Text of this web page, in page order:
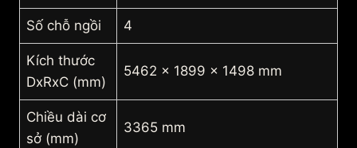
Số chỗ ngồi 4
Kích thước
DxRxC (mm)
5462 x 1899 x 1498 mm
Chiều dài cơ
sở (mm)
3365 mm